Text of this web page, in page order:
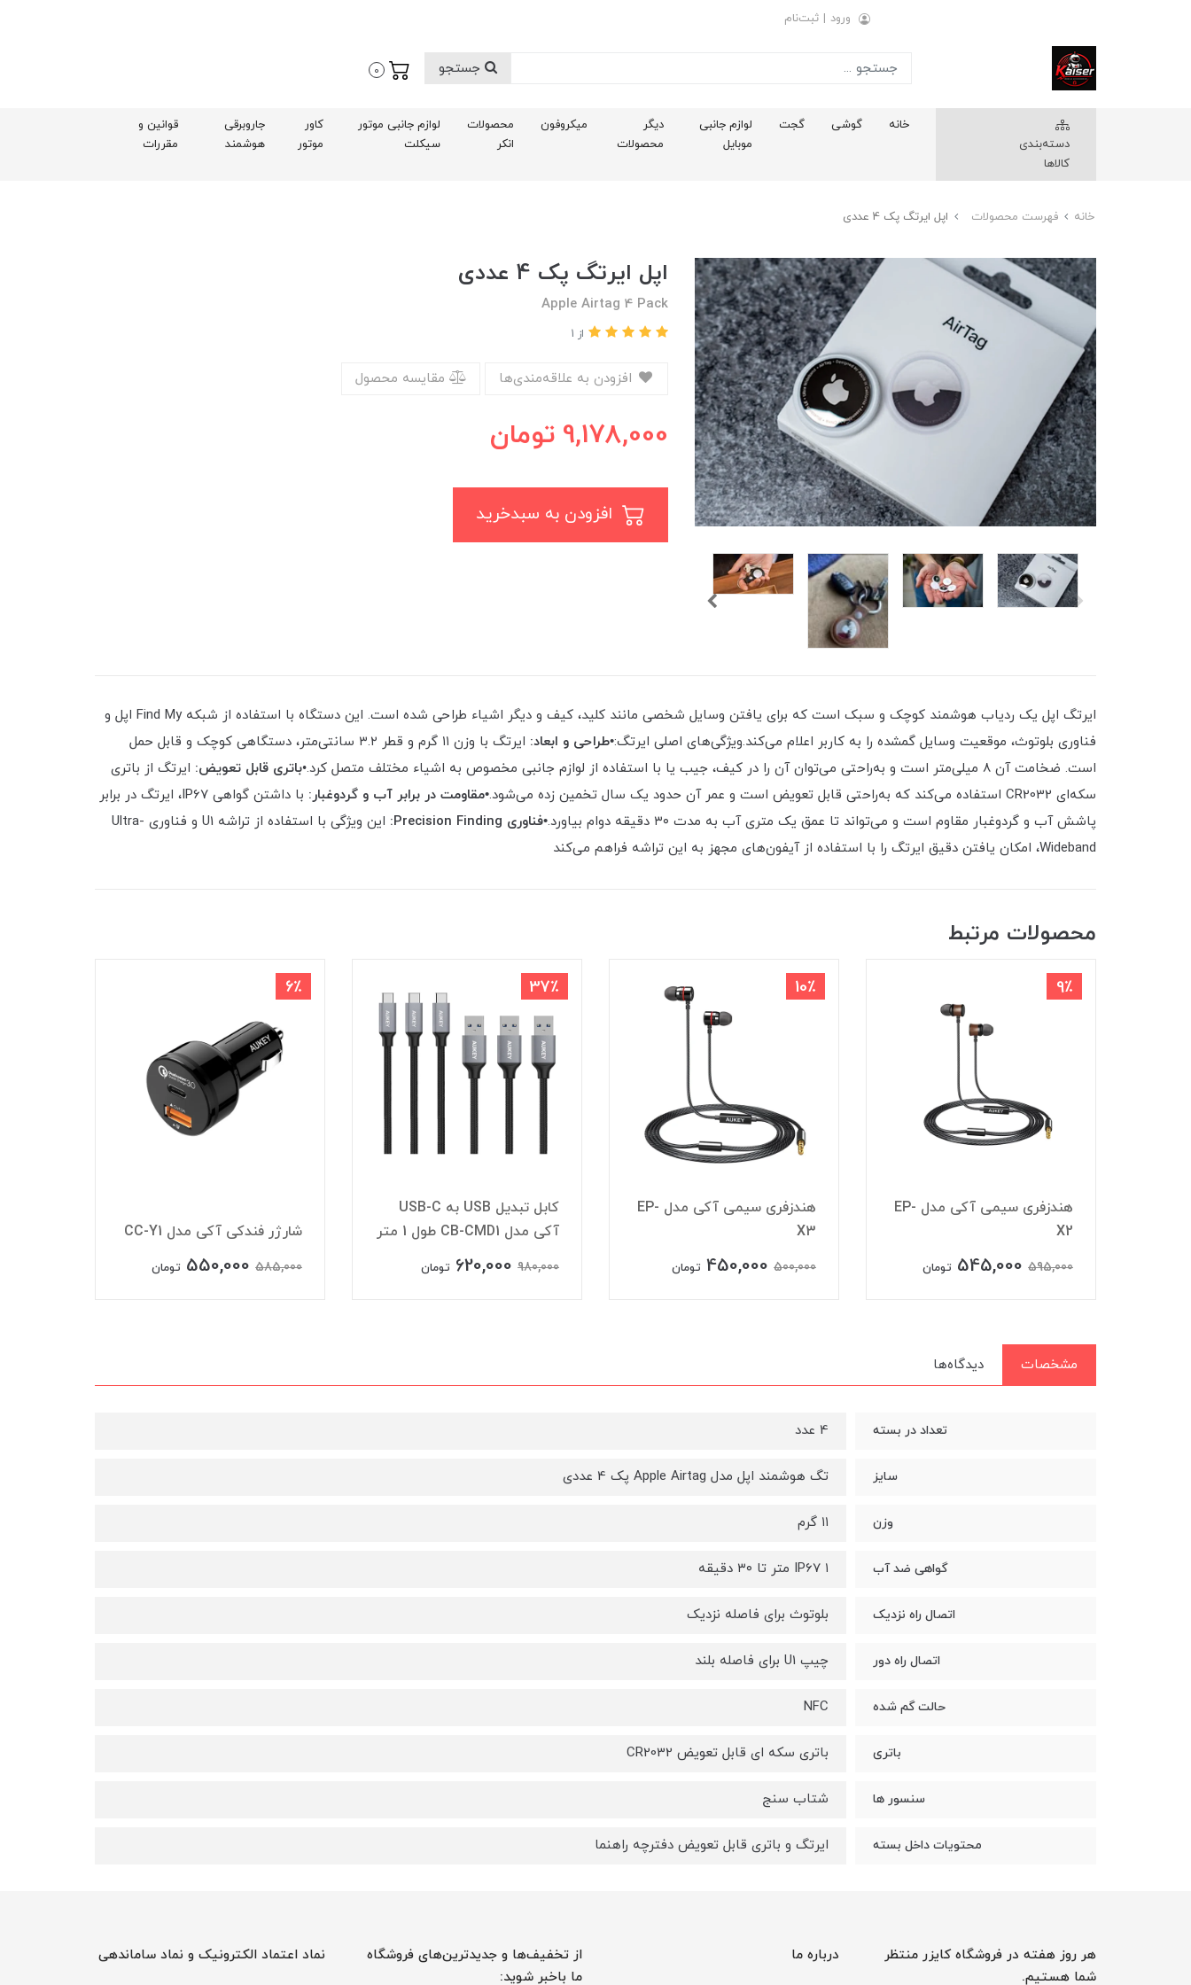
ورود | ثبت‌نام
0
دسته‌بندی
کالاها
خانه گوشی گجت
لوازم جانبی
موبایل
دیگر
محصولات
میکروفون
محصولات
انکر
لوازم جانبی موتور
سیکلت
کاور
موتور
جاروبرقی
هوشمند
قوانین و
مقررات
خانه فهرست محصولات اپل ایرتگ پک 4 عددی
اپل ایرتگ پک 4 عددی
Apple Airtag 4 Pack
از 1
مقایسه محصول
9,178,000 تومان
ایرتگ اپل یک ردیاب هوشمند کوچک و سبک است که برای یافتن وسایل شخصی مانند کلید، کیف و دیگر اشیاء طراحی شده است. این دستگاه با استفاده از شبکه Find My اپل و
فناوری بلوتوث، موقعیت وسایل گمشده را به کاربر اعلام می‌کند.ویژگی‌های اصلی ایرتگ:•طراحی و ابعاد:
ایرتگ با وزن ۱۱ گرم و قطر ۳.۲ سانتی‌متر، دستگاهی کوچک و قابل حمل
است. ضخامت آن ۸ میلی‌متر است و به‌راحتی می‌توان آن را در کیف، جیب یا با استفاده از لوازم جانبی مخصوص به اشیاء مختلف متصل کرد.•
باتری قابل تعویض: ایرتگ از باتری
سکه‌ای CR2032 استفاده می‌کند که به‌راحتی قابل تعویض است و عمر آن حدود یک سال تخمین زده می‌شود.
•مقاومت در برابر آب و گردوغبار:
با داشتن گواهی IP67، ایرتگ در برابر
پاشش آب و گردوغبار مقاوم است و می‌تواند تا عمق یک متری آب به مدت ۳۰ دقیقه دوام بیاورد.
•فناوری Precision Finding:
این ویژگی با استفاده از تراشه U1 و فناوری Ultra-
Wideband، امکان یافتن دقیق ایرتگ را با استفاده از آیفون‌های مجهز به این تراشه فراهم می‌کند
محصولات مرتبط
9٪
هندزفری سیمی آکی مدل EP-
X2
595,000
545,000 تومان
10٪
هندزفری سیمی آکی مدل EP-
X3
500,000
450,000 تومان
37٪
کابل تبدیل USB به USB-C
آکی مدل CB-CMD1 طول 1 متر
980,000
620,000 تومان
6٪
شارژر فندکی آکی مدل CC-Y1
585,000
550,000 تومان
مشخصات دیدگاه‌ها
تعداد در بسته 4 عدد
سایز تگ هوشمند اپل مدل Apple Airtag پک 4 عددی
وزن ۱۱ گرم
گواهی ضد آب IP67 ۱ متر تا ۳۰ دقیقه
اتصال راه نزدیک بلوتوث برای فاصله نزدیک
اتصال راه دور چیپ U1 برای فاصله بلند
حالت گم شده NFC
باتری باتری سکه ای قابل تعویض CR2032
سنسور ها شتاب سنج
محتویات داخل بسته ایرتگ و باتری قابل تعویض دفترچه راهنما
هر روز هفته در فروشگاه کایزر منتظر
شما هستیم.
درباره ما
از تخفیف‌ها و جدیدترین‌های فروشگاه
ما باخبر شوید:
نماد اعتماد الکترونیک و نماد ساماندهی